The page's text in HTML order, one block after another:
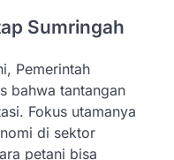
Sumringah
Pemerintah
bahwa tantangan
Fokus utamanya
di sektor
petani bisa